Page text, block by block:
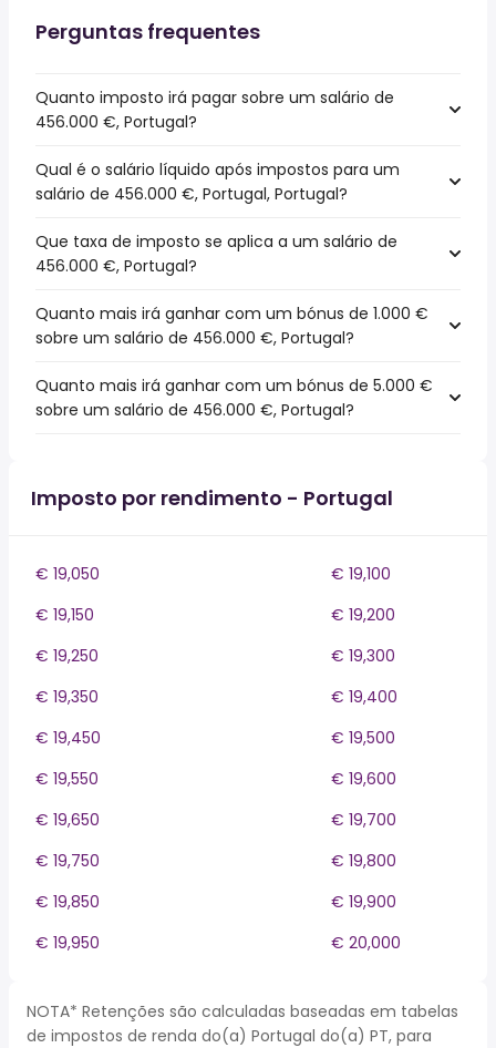
Perguntas frequentes
Quanto imposto irá pagar sobre um salário de
456.000 €, Portugal?
Qual é o salário líquido após impostos para um
salário de 456.000 €, Portugal, Portugal?
Que taxa de imposto se aplica a um salário de
456.000 €, Portugal?
Quanto mais irá ganhar com um bónus de 1.000 €
sobre um salário de 456.000 €, Portugal?
Quanto mais irá ganhar com um bónus de 5.000 €
sobre um salário de 456.000 €, Portugal?
Imposto por rendimento - Portugal
€ 19,050
€ 19,100
€ 19,150
€ 19,200
€ 19,250
€ 19,300
€ 19,350
€ 19,400
€ 19,450
€ 19,500
€ 19,550
€ 19,600
€ 19,650
€ 19,700
€ 19,750
€ 19,800
€ 19,850
€ 19,900
€ 19,950
€ 20,000
NOTA* Retenções são calculadas baseadas em tabelas
de impostos de renda do(a) Portugal do(a) PT, para